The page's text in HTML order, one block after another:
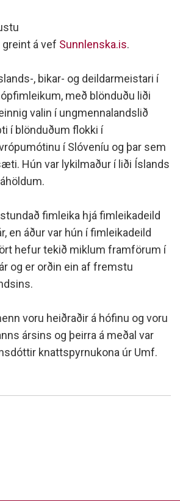
greint á vef Sunnlenska.is.
, bikar- og deildarmeistari í
með blönduðu liði
valin í ungmennalandslið
í blönduðum flokki í
í Slóveníu og þar sem
Hún var lykilmaður í liði Íslands
fimleika hjá fimleikadeild
en áður var hún í fimleikadeild
hefur tekið miklum framförum í
og er orðin ein af fremstu
voru heiðraðir á hófinu og voru
ársins og þeirra á meðal var
knattspyrnukona úr Umf.